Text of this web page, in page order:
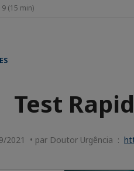
(15 min)
Test
2021 • par Doutor Urgência :